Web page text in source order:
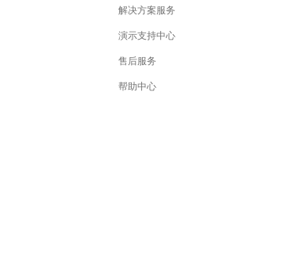
解决方案服务
演示支持中心
售后服务
帮助中心